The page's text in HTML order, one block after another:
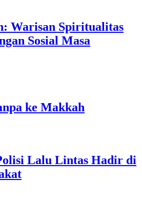
Warisan Spiritualitas
Sosial Masa
ke Makkah
Lalu Lintas Hadir di